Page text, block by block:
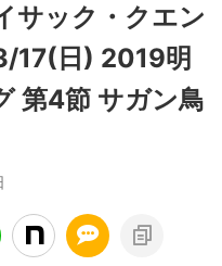
サック・クエン
17(日) 2019明
第4節 サガン鳥